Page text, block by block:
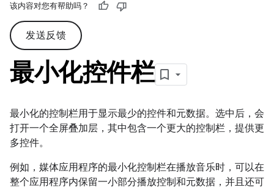
该内容对您有帮助吗？
发送反馈
最小化控件栏
最小化的控制栏用于显示最少的控件和元数据。选中后，会
打开一个全屏叠加层，其中包含一个更大的控制栏，提供更
多控件。
例如，媒体应用程序的最小化控制栏在播放音乐时，可以在
整个应用程序内保留一小部分播放控制和元数据，并且还可